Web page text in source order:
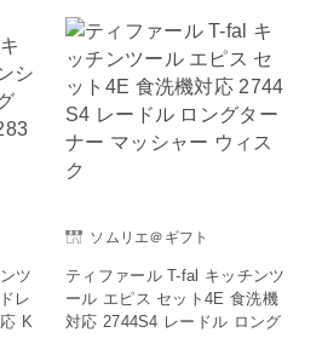
ツ
レ
K
ソムリエ＠ギフト
ティファール T-fal キッチンツ
ール エピス セット4E 食洗機
対応 2744S4 レードル ロング